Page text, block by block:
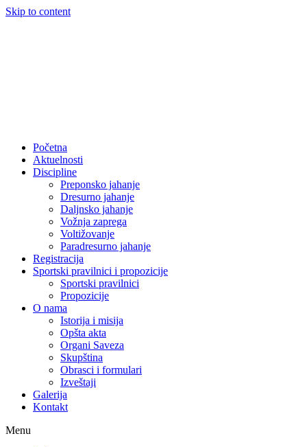
Skip to content
Početna
Aktuelnosti
Discipline
Preponsko jahanje
Dresurno jahanje
Daljnsko jahanje
Vožnja zaprega
Voltižovanje
Paradresurno jahanje
Registracija
Sportski pravilnici i propozicije
Sportski pravilnici
Propozicije
O nama
Istorija i misija
Opšta akta
Organi Saveza
Skupština
Obrasci i formulari
Izveštaji
Galerija
Kontakt
Menu